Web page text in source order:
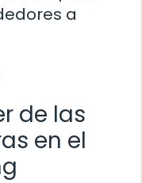
a
de las
en el